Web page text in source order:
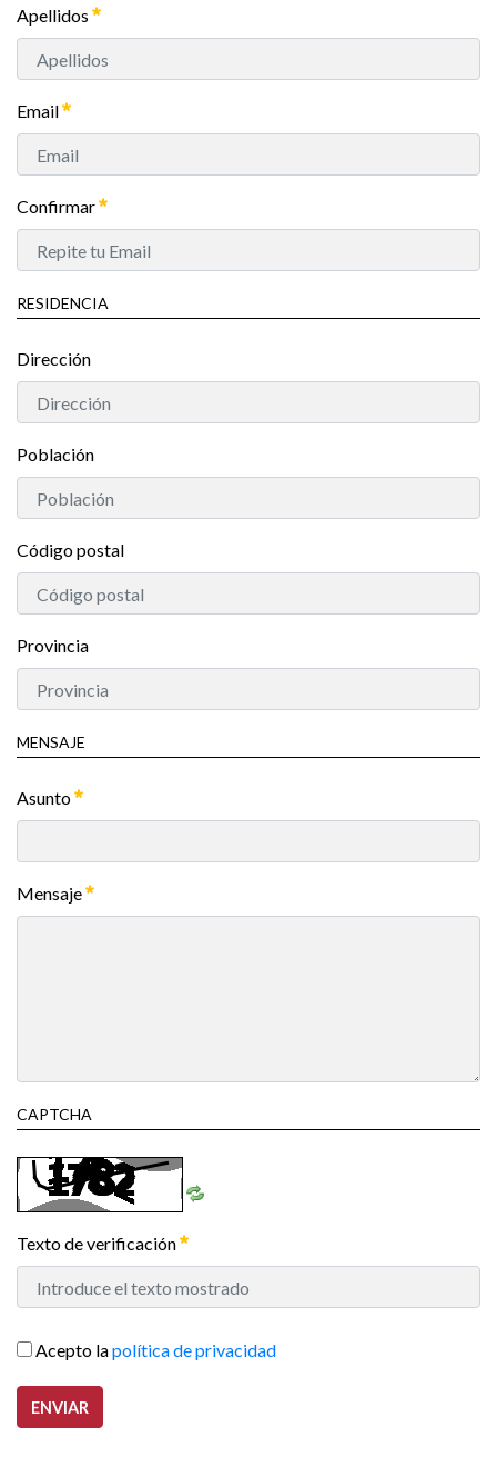
Apellidos
Email
Confirmar
RESIDENCIA
Dirección
Población
Código postal
Provincia
MENSAJE
Asunto
Mensaje
CAPTCHA
Texto de verificación
Acepto lapolítica de privacidad
ENVIAR